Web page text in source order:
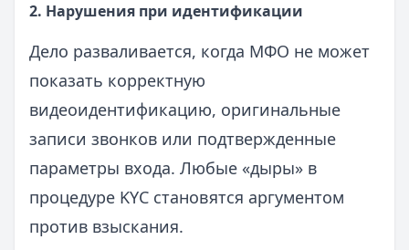
2. Нарушения при идентификации
Дело разваливается, когда МФО не может
показать корректную
видеоидентификацию, оригинальные
записи звонков или подтвержденные
параметры входа. Любые «дыры» в
процедуре KYC становятся аргументом
против взыскания.